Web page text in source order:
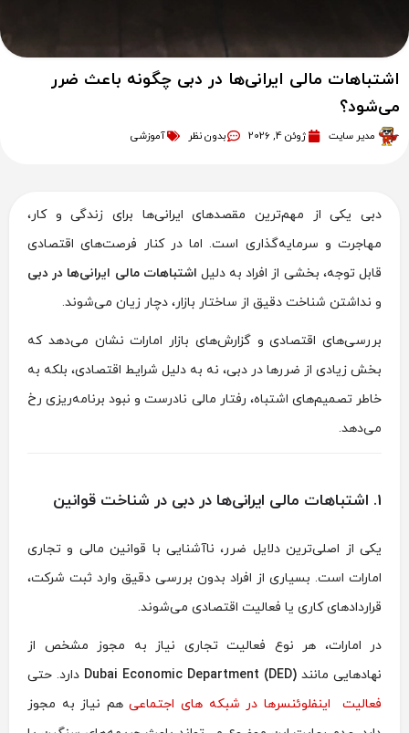
اشتباهات مالی ایرانی‌ها در دبی چگونه باعث ضرر
می‌شود؟
مدیر سایت ژوئن 4, 2026 بدون نظر آموزشی
دبی یکی از مهم‌ترین مقصدهای ایرانی‌ها برای زندگی و کار،
مهاجرت و سرمایه‌گذاری است. اما در کنار فرصت‌های اقتصادی
قابل توجه، بخشی از افراد به دلیل اشتباهات مالی ایرانی‌ها در دبی
و نداشتن شناخت دقیق از ساختار بازار، دچار زیان می‌شوند.
بررسی‌های اقتصادی و گزارش‌های بازار امارات نشان می‌دهد که
بخش زیادی از ضررها در دبی، نه به دلیل شرایط اقتصادی، بلکه به
خاطر تصمیم‌های اشتباه، رفتار مالی نادرست و نبود برنامه‌ریزی رخ
می‌دهد.
1. اشتباهات مالی ایرانی‌ها در دبی در شناخت قوانین
یکی از اصلی‌ترین دلایل ضرر، ناآشنایی با قوانین مالی و تجاری
امارات است. بسیاری از افراد بدون بررسی دقیق وارد ثبت شرکت،
قراردادهای کاری یا فعالیت اقتصادی می‌شوند.
در امارات، هر نوع فعالیت تجاری نیاز به مجوز مشخص از
نهادهایی مانند Dubai Economic Department (DED) دارد. حتی
فعالیت اینفلوئنسرها در شبکه های اجتماعیهم نیاز به مجوز